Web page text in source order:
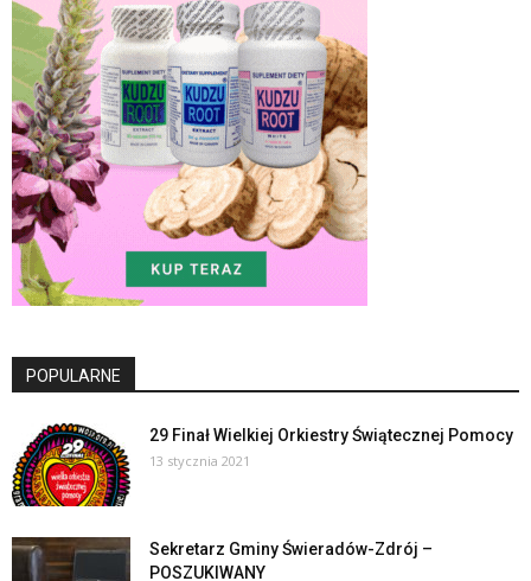
POPULARNE
29 Finał Wielkiej Orkiestry Świątecznej Pomocy
13 stycznia 2021
Sekretarz Gminy Świeradów-Zdrój –
POSZUKIWANY